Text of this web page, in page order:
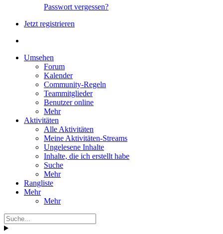
Passwort vergessen?
Jetzt registrieren
Umsehen
Forum
Kalender
Community-Regeln
Teammitglieder
Benutzer online
Mehr
Aktivitäten
Alle Aktivitäten
Meine Aktivitäten-Streams
Ungelesene Inhalte
Inhalte, die ich erstellt habe
Suche
Mehr
Rangliste
Mehr
Mehr